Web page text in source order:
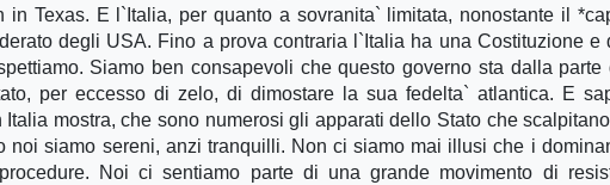
in Texas. E l`Italia, per quanto a sovranita` limitata, nonostante il
degli USA. Fino a prova contraria l`Italia ha una Costituzione
Siamo ben consapevoli che questo governo sta dalla
per eccesso di zelo, di dimostare la sua fedelta` atlantica. E
Italia mostra, che sono numerosi gli apparati dello Stato che
noi siamo sereni, anzi tranquilli. Non ci siamo mai illusi che i
Noi ci sentiamo parte di una grande movimento di